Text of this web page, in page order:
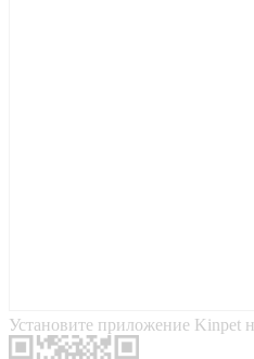
Установите приложение Kinpet